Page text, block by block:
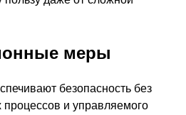
меры
безопасность без
и управляемого